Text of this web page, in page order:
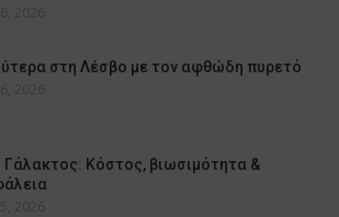
2026
στη Λέσβο με τον αφθώδη πυρετό
2026
Γάλακτος: Κόστος, βιωσιμότητα &
2026